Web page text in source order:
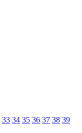
33 34 35 36 37 38 39